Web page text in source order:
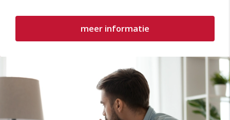
meer informatie